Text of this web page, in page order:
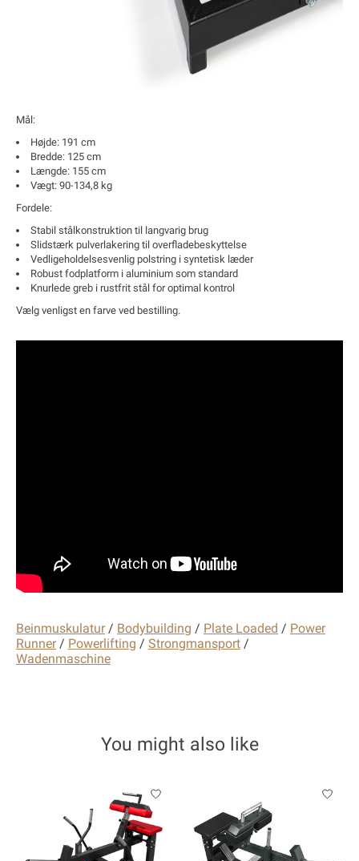
Mål:
Højde: 191 cm
Bredde: 125 cm
Længde: 155 cm
Vægt:90-134,8 kg
Fordele:
Stabil stålkonstruktion til langvarig brug
Slidstærk pulverlakering til overfladebeskyttelse
Vedligeholdelsesvenlig polstring i syntetisk læder
Robust fodplatform i aluminium som standard
Knurlede greb i rustfrit stål for optimal kontrol
Vælg venligst en farve ved bestilling.
Beinmuskulatur/ Bodybuilding / Plate Loaded / Power
Runner/ Powerlifting / Strongmansport /
Wadenmaschine
You might also like